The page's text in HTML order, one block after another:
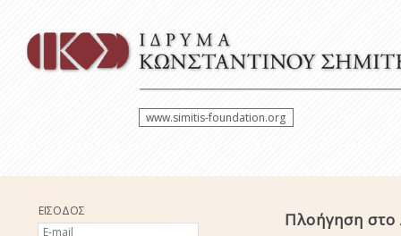
www.simitis-foundation.org
ΕΙΣΟΔΟΣ Πλοήγηση στο